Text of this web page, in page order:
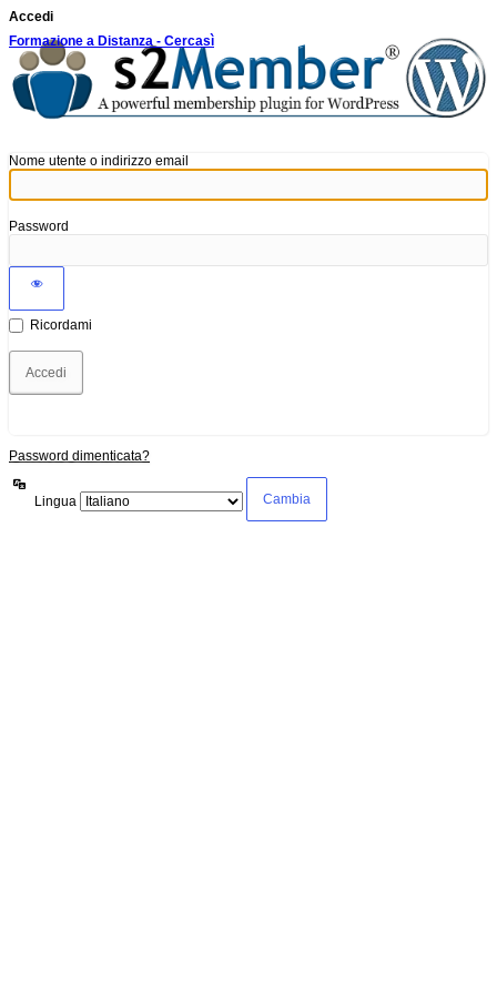
Accedi
Formazione a Distanza - Cercasì
Nome utente o indirizzo email
Password
Ricordami
Password dimenticata?
Lingua